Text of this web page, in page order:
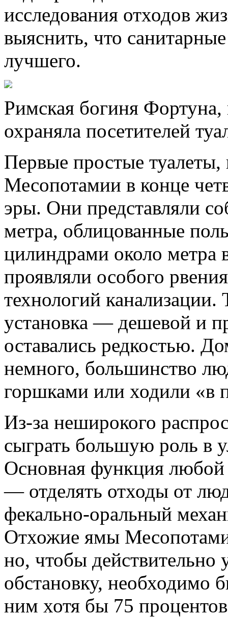
исследования отходов
выяснить, что
лучшего.
Римская богиня
охраняла посетителей
Первые простые туалеты,
Месопотамии в конце
эры. Они представляли
метра, облицованные
цилиндрами около метра
проявляли особого
технологий
установка — дешевой и
оставались редкостью.
немного, большинство
горшками или ходили «в
Из-за неширокого
сыграть большую роль в
Основная функция
— отделять отходы от
фекально-оральный
Отхожие ямы
но, чтобы
обстановку, необходимо
ним хотя бы 75